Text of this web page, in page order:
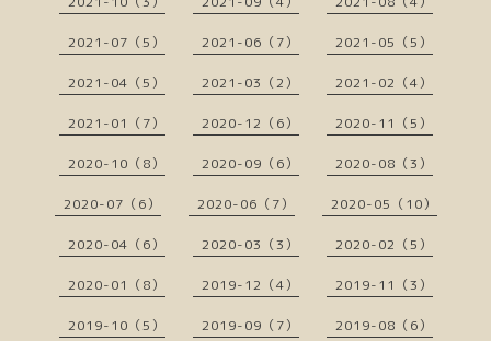
2021-07（5） 2021-06（7） 2021-05（5）
2021-04（5） 2021-03（2） 2021-02（4）
2021-01（7） 2020-12（6） 2020-11（5）
2020-10（8） 2020-09（6） 2020-08（3）
2020-07（6） 2020-06（7） 2020-05（10）
2020-04（6） 2020-03（3） 2020-02（5）
2020-01（8） 2019-12（4） 2019-11（3）
2019-10（5） 2019-09（7） 2019-08（6）